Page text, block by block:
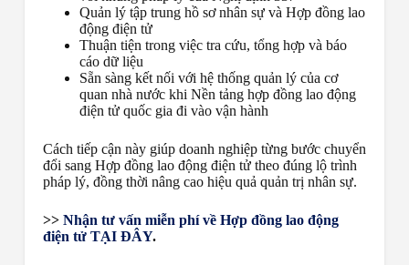
Quản lý tập trung hồ sơ nhân sự và Hợp đồng lao
động điện tử
Thuận tiện trong việc tra cứu, tổng hợp và báo
cáo dữ liệu
Sẵn sàng kết nối với hệ thống quản lý của cơ
quan nhà nước khi Nền tảng hợp đồng lao động
điện tử quốc gia đi vào vận hành
Cách tiếp cận này giúp doanh nghiệp từng bước chuyển
đổi sang Hợp đồng lao động điện tử theo đúng lộ trình
pháp lý, đồng thời nâng cao hiệu quả quản trị nhân sự.
>> Nhận tư vấn miễn phí về Hợp đồng lao động
điện tử TẠI ĐÂY.